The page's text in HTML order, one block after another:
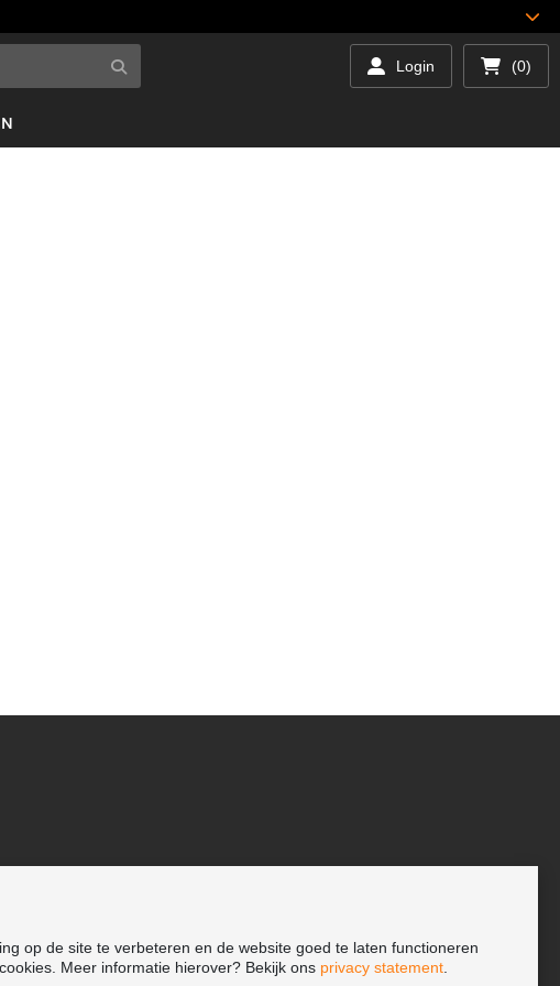
op de site te verbeteren en de website goed te laten functioneren
Meer informatie hierover? Bekijk ons privacy statement
Login (0)